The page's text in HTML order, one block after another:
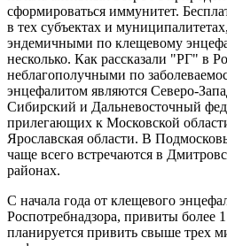
сформироваться иммунитет.
в тех субъектах и
эндемичными по клещевому
несколько. Как рассказали "РГ" в
неблагополучными по
энцефалитом являются Северо-
Сибирский и Дальневосточный
прилегающих к Московской
Ярославская области. В
чаще всего встречаются в
районах.
С начала года от клещевого
Роспотребнадзора, привиты более
планируется привить свыше трех